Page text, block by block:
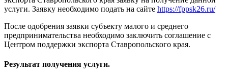
услуги. Заявку необходимо подать на сайте https://fppsk26.ru/
После одобрения заявки субъекту малого и среднего
предпринимательства необходимо заключить соглашение с
Центром поддержки экспорта Ставропольского края.
Результат получения услуги.